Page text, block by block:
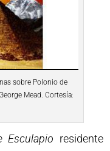
sobre Polonio de
Mead. Cortesía:
Esculapio residente